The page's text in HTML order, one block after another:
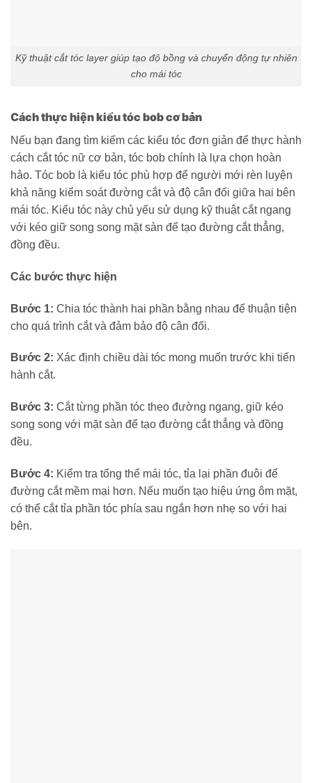
Kỹ thuật cắt tóc layer giúp tạo độ bồng và chuyển động tự nhiên
cho mái tóc
Cách thực hiện kiểu tóc bob cơ bản
Nếu bạn đang tìm kiếm các kiểu tóc đơn giản để thực hành
cách cắt tóc nữ cơ bản, tóc bob chính là lựa chọn hoàn
hảo. Tóc bob là kiểu tóc phù hợp để người mới rèn luyện
khả năng kiểm soát đường cắt và độ cân đối giữa hai bên
mái tóc. Kiểu tóc này chủ yếu sử dụng kỹ thuật cắt ngang
với kéo giữ song song mặt sàn để tạo đường cắt thẳng,
đồng đều.
Các bước thực hiện
Bước 1: Chia tóc thành hai phần bằng nhau để thuận tiện
cho quá trình cắt và đảm bảo độ cân đối.
Bước 2: Xác định chiều dài tóc mong muốn trước khi tiến
hành cắt.
Bước 3: Cắt từng phần tóc theo đường ngang, giữ kéo
song song với mặt sàn để tạo đường cắt thẳng và đồng
đều.
Bước 4: Kiểm tra tổng thể mái tóc, tỉa lại phần đuôi để
đường cắt mềm mại hơn. Nếu muốn tạo hiệu ứng ôm mặt,
có thể cắt tỉa phần tóc phía sau ngắn hơn nhẹ so với hai
bên.